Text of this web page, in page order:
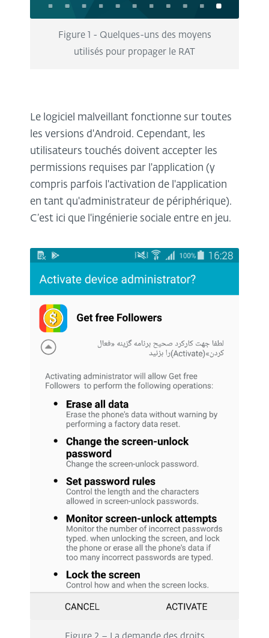
Figure 1 - Quelques-uns des moyens
utilisés pour propager le RAT
Le logiciel malveillant fonctionne sur toutes
les versions d'Android. Cependant, les
utilisateurs touchés doivent accepter les
permissions requises par l'application (y
compris parfois l'activation de l'application
en tant qu'administrateur de périphérique).
C’est ici que l'ingénierie sociale entre en jeu.